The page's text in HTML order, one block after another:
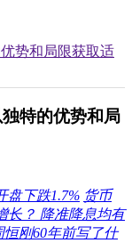
势和局限获取适
特的优势和局
盘下跌1.7% 货币
长？ 降准降息均有
恒刚60年前写了什